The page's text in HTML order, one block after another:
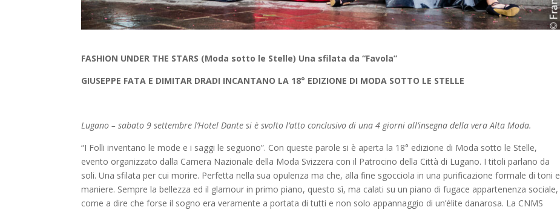
FASHION UNDER THE STARS (Moda sotto le Stelle) Una sfilata da “Favola”
GIUSEPPE FATA E DIMITAR DRADI INCANTANO LA 18° EDIZIONE DI MODA SOTTO LE STELLE
Lugano – sabato 9 settembre l’Hotel Dante si è svolto l’atto conclusivo di una 4 giorni all’insegna della vera Alta Moda.
“I Folli inventano le mode e i saggi le seguono”. Con queste parole si è aperta la 18° edizione di Moda sotto le Stelle,
evento organizzato dalla Camera Nazionale della Moda Svizzera con il Patrocino della Città di Lugano. I titoli parlano da
soli. Una sfilata per cui morire. Perfetta nella sua opulenza ma che, alla fine sgocciola in una purificazione formale di toni e
maniere. Sempre la bellezza ed il glamour in primo piano, questo sì, ma calati su un piano di fugace appartenenza sociale,
come a dire che forse il sogno era veramente a portata di tutti e non solo appannaggio di un’élite danarosa. La CNMS